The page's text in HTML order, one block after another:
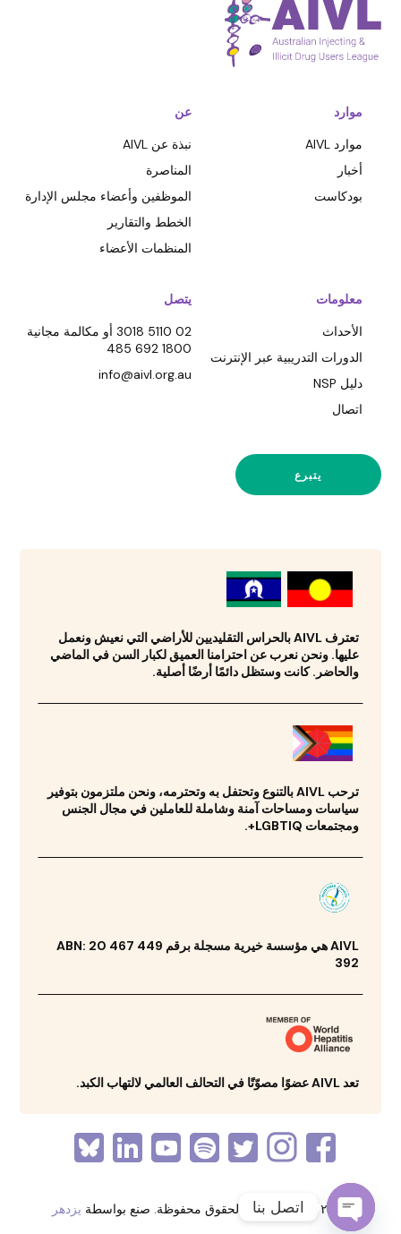
موارد
موارد AIVL
أخبار
بودكاست
عن
نبذة عن AIVL
المناصرة
الموظفين وأعضاء مجلس الإدارة
الخطط والتقارير
المنظمات الأعضاء
معلومات
الأحداث
الدورات التدريبية عبر الإنترنت
دليل NSP
اتصال
يتصل
02 5110 3018 أو مكالمة مجانية
1800 692 485
info@aivl.org.au
يتبرع
تعترف AIVL بالحراس التقليديين للأراضي التي نعيش ونعمل
عليها. ونحن نعرب عن احترامنا العميق لكبار السن في الماضي
والحاضر. كانت وستظل دائمًا أرضًا أصلية.
ترحب AIVL بالتنوع وتحتفل به وتحترمه، ونحن ملتزمون بتوفير
سياسات ومساحات آمنة وشاملة للعاملين في مجال الجنس
ومجتمعات LGBTIQ+.
AIVL هي مؤسسة خيرية مسجلة برقم ABN: 20 467 449
392
تعد AIVL عضوًا مصوّتًا في التحالف العالمي لالتهاب الكبد.
© ٢٠٢٦ AIVL. جميع الحقوق محفوظة. صنع بواسطة يزدهر اتصل بنا